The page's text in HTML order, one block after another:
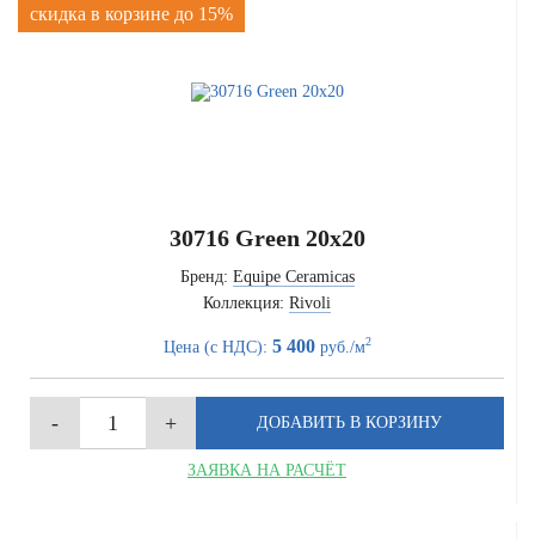
скидка в корзине до 15%
30716 Green 20x20
Бренд: Equipe Ceramicas
Коллекция: Rivoli
Цена (с НДС): 5 400руб./м2
ЗАЯВКА НА РАСЧЁТ